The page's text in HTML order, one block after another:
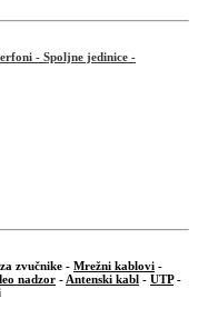
- Spoljne jedinice -
zvučnike - Mrežni kablovi -
nadzor - Antenski kabl - UTP-